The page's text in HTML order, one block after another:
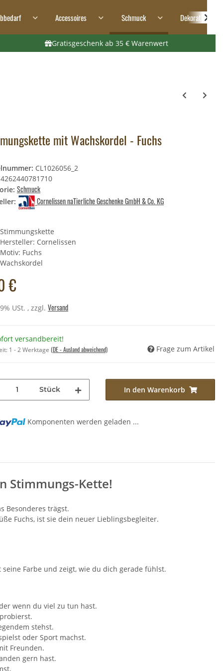
Accessoires Schmuck Dekoration
Gratisgeschenk ab 35 € Warenwert
mit Wachskordel - Fuchs
CL1026056_2
4262440781710
Schmuck
Cornelissen naTierliche Geschenke GmbH & Co. KG
Stimmungskette
Hersteller: Cornelissen
Motiv: Fuchs
Wachskordel
€
USt. , zzgl. Versand
versandbereit!
1 - 2 Werktage (DE - Ausland abweichend) Frage zum Artikel
Stück In den Warenkorb
Komponenten werden geladen ...
Stimmungs-Kette!
Besonderes trägst.
Fuchs, ist sie dein neuer Lieblingsbegleiter.
Farbe und zeigt, wie du dich gerade fühlst.
wenn du viel zu tun hast.
stehst.
oder Sport machst.
Freunden.
gern hast.
- Schnee-Eule
€